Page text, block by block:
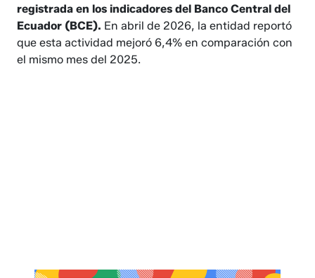
registrada en los indicadores del Banco Central del
Ecuador (BCE). En abril de 2026, la entidad reportó
que esta actividad mejoró 6,4% en comparación con
el mismo mes del 2025.